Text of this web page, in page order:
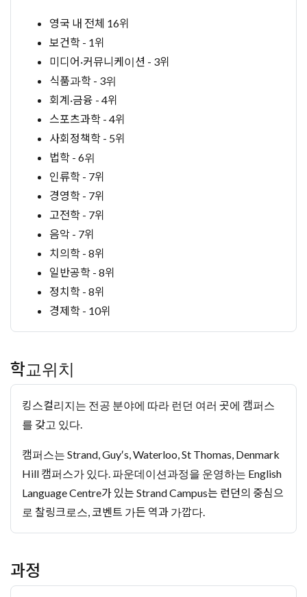
영국 내 전체 16위
보건학 - 1위
미디어·커뮤니케이션 - 3위
식품과학 - 3위
회계·금융 - 4위
스포츠과학 - 4위
사회정책학 - 5위
법학 - 6위
인류학 - 7위
경영학 - 7위
고전학 - 7위
음악 - 7위
치의학 - 8위
일반공학 - 8위
정치학 - 8위
경제학 - 10위
학교위치
킹스컬리지는 전공 분야에 따라 런던 여러 곳에 캠퍼스
를 갖고 있다.
캠퍼스는 Strand, Guy′s, Waterloo, St Thomas, Denmark
Hill 캠퍼스가 있다. 파운데이션과정을 운영하는 English
Language Centre가 있는 Strand Campus는 런던의 중심으
로 찰링크로스, 코벤트 가든 역과 가깝다.
과정